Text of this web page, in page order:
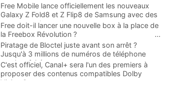
Free Mobile lance officiellement les nouveaux
Galaxy Z Fold8 et Z Flip8 de Samsung avec des
promos et des cadeaux
...
Free doit-il lancer une nouvelle box à la place de
la Freebox Révolution ?
...
Piratage de Bloctel juste avant son arrêt ?
Jusqu'à 3 millions de numéros de téléphone
auraient fuité
C'est officiel, Canal+ sera l'un des premiers à
proposer des contenus compatibles Dolby
Vision 2